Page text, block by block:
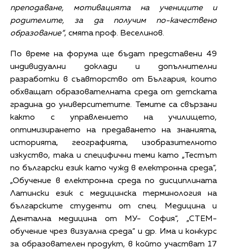
преподаване, мотивацията на учениците и
родителите, за да получим по-качествено
образование“, смята проф. Веселинов.
По време на форума ще бъдат представени 49
индивидуални доклади и допълнителни
разработки в съавторство от България, които
обхващат образователната среда от детската
градина до университетите. Темите са свързани
както с управлението на училището,
оптимизирането на предаването на знанията,
историята, географията, изобразителното
изкуство, така и специфични теми като „Тестът
по български език като чужд в електронна среда“,
„Обучение в електронна среда по дисциплината
Латински език с медицинска терминология на
българските студенти от спец. Медицина и
Дентална медицина от МУ- София“, „СТЕМ-
обучение чрез визуална среда“ и др. Има и конкурс
за образователен продукт, в който участват 17